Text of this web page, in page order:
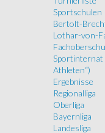
Sportschulen
Bertolt-
Lothar-von-
Sportinternat
Athleten“)
Ergebnisse
Regionalliga
Oberliga
Bayernliga
Landesliga